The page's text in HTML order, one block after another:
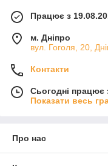
Працює з
м. Дніпро
вул. Гоголя, 20,
Контакти
Сьогодні працює
Показати весь
Про нас